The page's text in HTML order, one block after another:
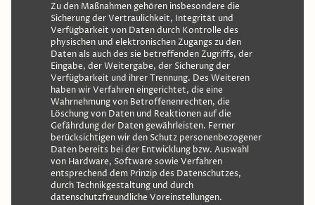
Zu den Maßnahmen gehören insbesondere die
Sicherung der Vertraulichkeit, Integrität und
Verfügbarkeit von Daten durch Kontrolle des
physischen und elektronischen Zugangs zu den
Daten als auch des sie betreffenden Zugriffs, der
Eingabe, der Weitergabe, der Sicherung der
Verfügbarkeit und ihrer Trennung. Des Weiteren
haben wir Verfahren eingerichtet, die eine
Wahrnehmung von Betroffenenrechten, die
Löschung von Daten und Reaktionen auf die
Gefährdung der Daten gewährleisten. Ferner
berücksichtigen wir den Schutz personenbezogener
Daten bereits bei der Entwicklung bzw. Auswahl
von Hardware, Software sowie Verfahren
entsprechend dem Prinzip des Datenschutzes,
durch Technikgestaltung und durch
datenschutzfreundliche Voreinstellungen.